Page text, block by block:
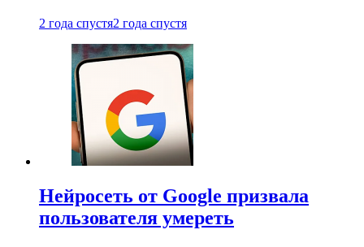
2 года спустя2 года спустя
Нейросеть от Google призвала
пользователя умереть